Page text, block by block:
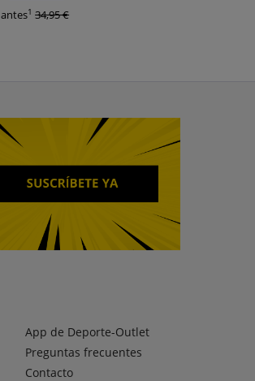
antes1 34,95 €
App de Deporte-Outlet
Preguntas frecuentes
Contacto